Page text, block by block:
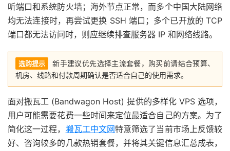
听端口和系统防火墙；海外节点正常，而多个中国大陆网络
均无法连接时，再尝试更换 SSH 端口；多个已开放的 TCP
端口都无法访问时，则应继续排查服务器 IP 和网络线路。
选购提示
新手建议优先选择主流套餐，购买前请结合预算、
机房、线路和付款周期确认是否适合自己的使用需求。
面对搬瓦工 (Bandwagon Host) 提供的多样化 VPS 选项，
用户可能需要花费一些时间来定位最适合自己的方案。为了
简化这一过程， 搬瓦工中文网特意筛选了当前市场上反馈较
好、咨询较多的几款热销套餐，并将其关键信息汇总成表，